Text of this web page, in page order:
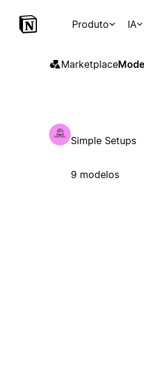
Produto IA
Marketplace
Simple Setups
9 modelos